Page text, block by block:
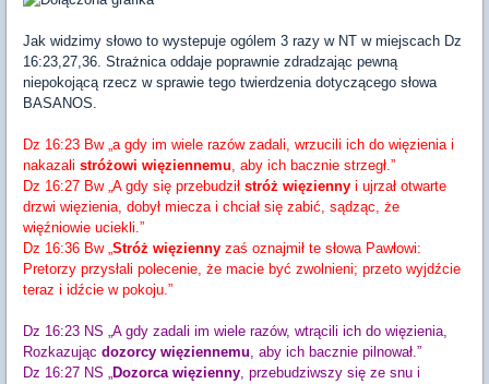
Jak widzimy słowo to wystepuje ogólem 3 razy w NT w miejscach Dz
16:23,27,36. Strażnica oddaje poprawnie zdradzając pewną
niepokojącą rzecz w sprawie tego twierdzenia dotyczącego słowa
BASANOS.
Dz 16:23 Bw „a gdy im wiele razów zadali, wrzucili ich do więzienia i
nakazali stróżowi więziennemu, aby ich bacznie strzegł.”
Dz 16:27 Bw „A gdy się przebudził stróż więzienny i ujrzał otwarte
drzwi więzienia, dobył miecza i chciał się zabić, sądząc, że
więźniowie uciekli.”
Dz 16:36 Bw „Stróż więzienny zaś oznajmił te słowa Pawłowi:
Pretorzy przysłali polecenie, że macie być zwolnieni; przeto wyjdźcie
teraz i idźcie w pokoju.”
Dz 16:23 NS „A gdy zadali im wiele razów, wtrącili ich do więzienia,
Rozkazując dozorcy więziennemu, aby ich bacznie pilnował.”
Dz 16:27 NS „Dozorca więzienny, przebudziwszy się ze snu i